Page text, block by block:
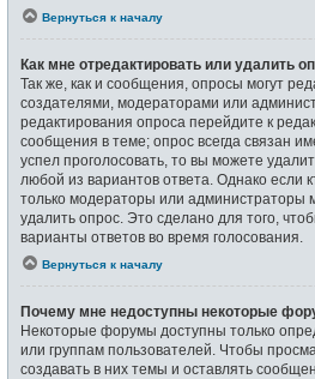
Вернуться к началу
Как мне отредактировать или удалить
Так же, как и сообщения, опросы могут
создателями, модераторами или
редактирования опроса перейдите к
сообщения в теме; опрос всегда связан
успел проголосовать, то вы можете
любой из вариантов ответа. Однако если
только модераторы или администраторы
удалить опрос. Это сделано для того,
варианты ответов во время голосования.
Вернуться к началу
Почему мне недоступны некоторые
Некоторые форумы доступны только
или группам пользователей. Чтобы
создавать в них темы и оставлять